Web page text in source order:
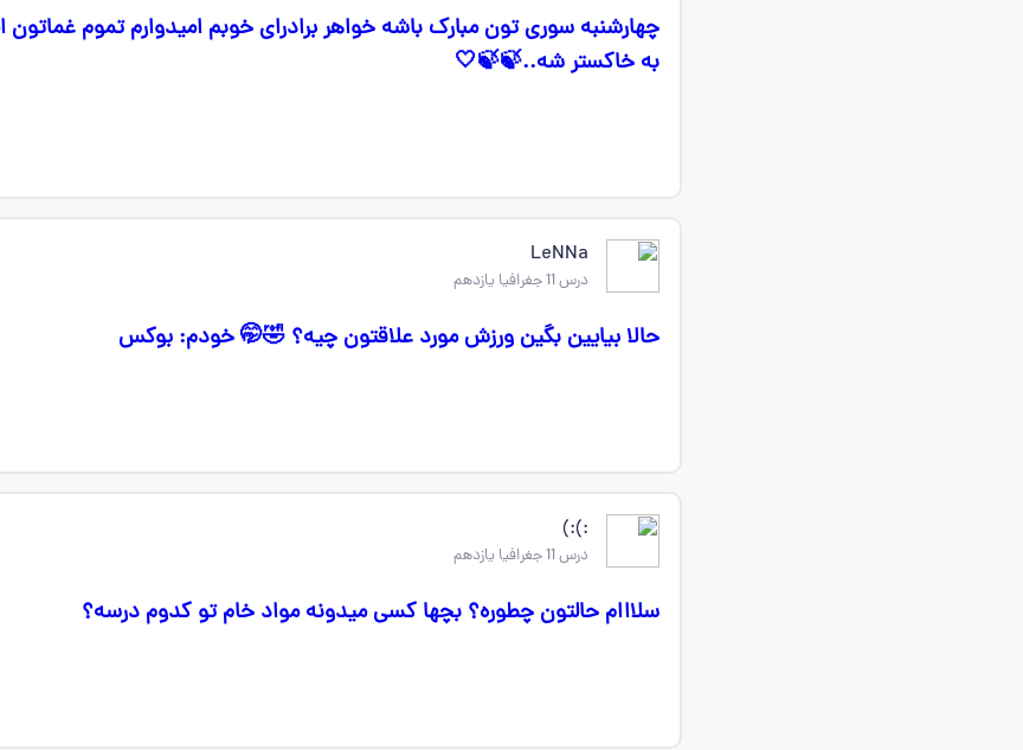
چهارشنبه سوری تون مبارک باشه خواهر برادرای خوبم امیدوارم تموم
به خاکستر شه..🍃🍃🤍
LeNNa
درس 11 جغرافیا یازدهم
حالا بیایین بگین ورزش مورد علاقتون چیه؟ 🤣🤭 خودم: بوکس
:):)
درس 11 جغرافیا یازدهم
سلااام حالتون چطوره؟ بچها کسی میدونه مواد خام تو کدوم درسه؟